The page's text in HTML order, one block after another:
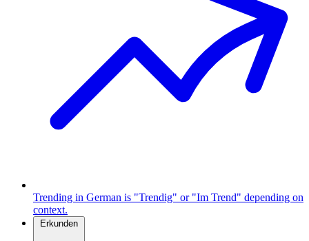
Trending in German is "Trendig" or "Im Trend" depending on
context.
Erkunden